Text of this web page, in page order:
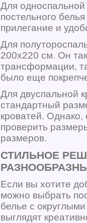
Для
постельного
прилегание и
Для
200x220 см. Он
трансформации,
было еще
Для двуспальной
стандартный
кроватей.
проверить
размеров.
СТИЛЬНОЕ
Если вы хотите
можно выбрать
белье с
выглядят